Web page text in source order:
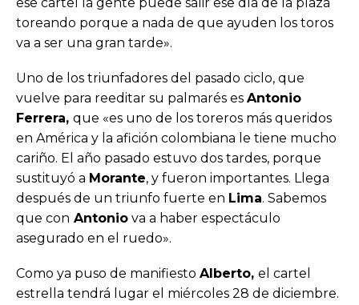
toreando porque a nada de que ayuden los toros
va a ser una gran tarde».
Uno de los triunfadores del pasado ciclo, que
vuelve para reeditar su palmarés es Antonio
Ferrera, que «es uno de los toreros más queridos
en América y la afición colombiana le tiene mucho
cariño. El año pasado estuvo dos tardes, porque
sustituyó a Morante, y fueron importantes. Llega
después de un triunfo fuerte en Lima. Sabemos
que con Antonio va a haber espectáculo
asegurado en el ruedo».
Como ya puso de manifiesto Alberto, el cartel
estrella tendrá lugar el miércoles 28 de diciembre.